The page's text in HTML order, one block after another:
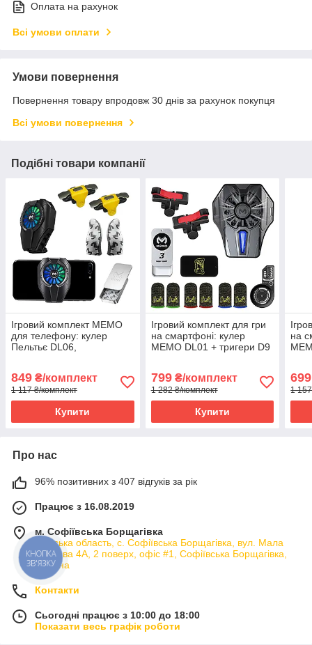
Оплата на рахунок
Всі умови оплати
Умови повернення
Повернення товару впродовж 30 днів за рахунок покупця
Всі умови повернення
Подібні товари компанії
Ігровий комплект MEMO
для телефону: кулер
Пельтьє DL06,
849 ₴/комплект
1 117 ₴/комплект
Купити
Ігровий комплект для гри
на смартфоні: кулер
MEMO DL01 + тригери D9
пластина
799₴/комплект
1 282 ₴/комплект
Купити
на
+
699
1
Про нас
96% позитивних з 407 відгуків за рік
Працює з 16.08.2019
м. Софіївська Борщагівка
Київська область, с. Софіївська Борщагівка, вул. Мала
кільцева 4А, 2 поверх, офіс #1, Софіївська Борщагівка,
Україна
Контакти
Сьогодні працює з 10:00 до 18:00
Показати весь графік роботи
КНОПКА
ЗВ'ЯЗКУ